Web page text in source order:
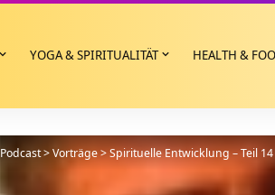
YOGA & SPIRITUALITÄT HEALTH &
Podcast>Vorträge>Spirituelle Entwicklung – Teil 14